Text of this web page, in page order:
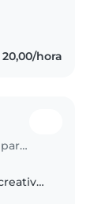
20,00/hora
Niñera en La Guardia (Departamento de Santa Cruz)